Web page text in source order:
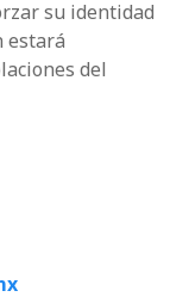
su identidad
estará
del